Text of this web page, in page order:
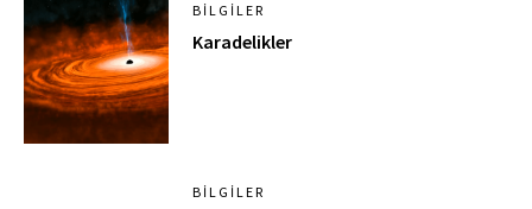
BILGILER
Karadelikler
BILGILER